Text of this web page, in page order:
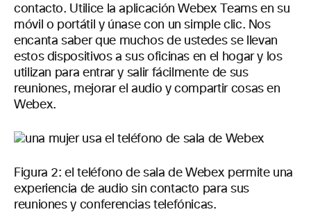
contacto. Utilice la aplicación Webex Teams en su
móvil o portátil y únase con un simple clic. Nos
encanta saber que muchos de ustedes se llevan
estos dispositivos a sus oficinas en el hogar y los
utilizan para entrar y salir fácilmente de sus
reuniones, mejorar el audio y compartir cosas en
Webex.
Figura 2: el teléfono de sala de Webex permite una
experiencia de audio sin contacto para sus
reuniones y conferencias telefónicas.